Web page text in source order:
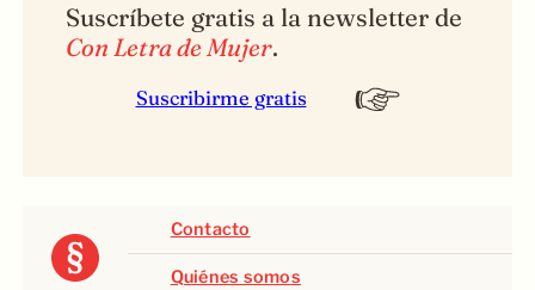
Suscríbete gratis a la newsletter de
Con Letra de Mujer.
Suscribirme gratis
Contacto
Quiénes somos